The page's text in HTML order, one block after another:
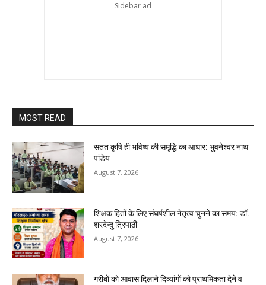
MOST READ
सतत कृषि ही भविष्य की समृद्धि का आधार: भुवनेश्वर नाथ
पांडेय
August 7, 2026
शिक्षक हितों के लिए संघर्षशील नेतृत्व चुनने का समय: डॉ.
शरदेन्दु त्रिपाठी
August 7, 2026
गरीबों को आवास दिलाने दिव्यांगों को प्राथमिकता देने व